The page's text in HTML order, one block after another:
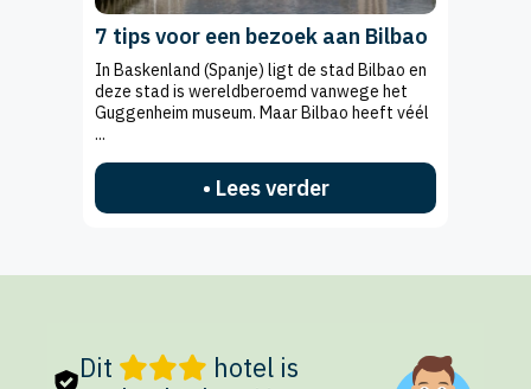
7 tips voor een bezoek aan Bilbao
In Baskenland (Spanje) ligt de stad Bilbao en
deze stad is wereldberoemd vanwege het
Guggenheim museum. Maar Bilbao heeft véél
...
• Lees verder
Dit
hotel is